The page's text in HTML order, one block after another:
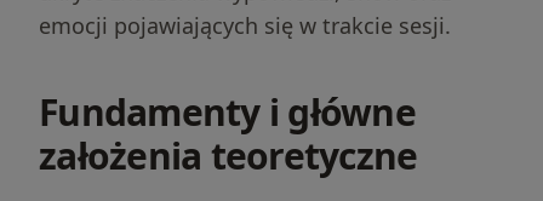
emocji pojawiających się w trakcie sesji.
Fundamenty i główne
założenia teoretyczne